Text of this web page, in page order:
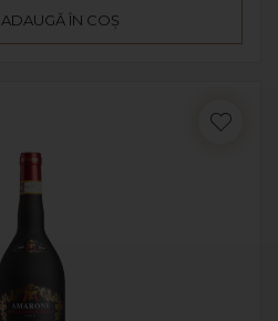
ADAUGĂ ÎN COȘ